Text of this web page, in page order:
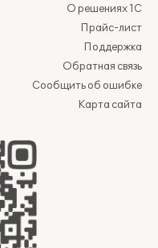
О решениях 1С
Прайс-лист
Поддержка
Обратная связь
Сообщить об ошибке
Карта сайта